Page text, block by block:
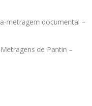
metragem documental –
de Pantin –